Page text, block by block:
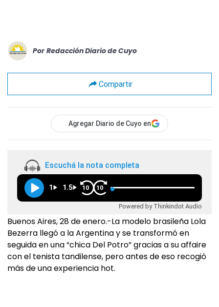
Por Redacción Diario de Cuyo
Compartir
Agregar Diario de Cuyo en
Escuchá la nota completa
1 1.5 10 10
Powered by Thinkindot Audio
Buenos Aires, 28 de enero.-La modelo brasileña Lola
Bezerra llegó a la Argentina y se transformó en
seguida en una “chica Del Potro” gracias a su affaire
con el tenista tandilense, pero antes de eso recogió
más de una experiencia hot.